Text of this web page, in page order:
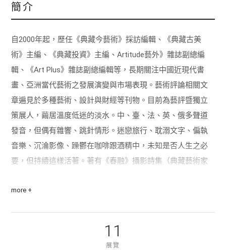
簡介
自2000年起，歷任《典藏今藝術》採訪編輯、《典藏古美
術》主編、《典藏投資》主編、Artitude藝外》雜誌副總編
輯、《Art Plus》雜誌副總編輯等，長期關注中國近現代書
畫、亞洲當代藝術之發展演變與市場表現。藝術評論相關文
章遍見於多種藝術、設計與財經等刊物。目前為藝評暨獨立
策展人，繭居溫度低迷的淡水。中、臺、法、英、俄多聲道
發音，但偶有雜響、跳針情形。迷戀旅行、耽溺文字、偏執
音樂、沉淪影像、躁鬱在咖啡跟酒精中，未知是否人生之必
要，但持續這樣活著。著有《春融》攝影詩集（典藏藝術家
影，並譯有《心靈之眼：決定性瞬間，布列松談攝影》（與
more +
11
展覽